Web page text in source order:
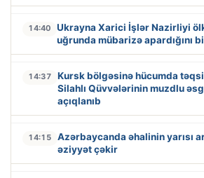
14:40
Ukrayna Xarici İşlər Nazirliyi
uğrunda mübarizə apardığını
14:37
Kursk bölgəsinə hücumda
Silahlı Qüvvələrinin muzdlu
açıqlanıb
14:15
Azərbaycanda əhalinin yarısı
əziyyət çəkir